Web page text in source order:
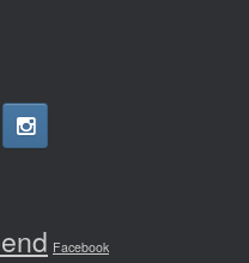
Facebook